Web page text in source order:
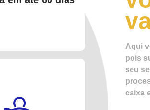
Aqui
pois
seu
caixa